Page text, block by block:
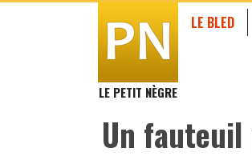
LE PETIT NÈGRE
LE BLED
Un